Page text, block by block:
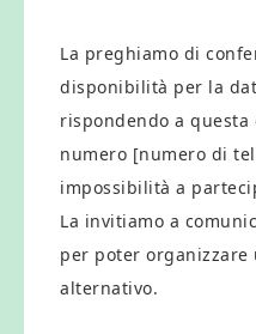
La preghiamo di
disponibilità per la
rispondendo a
numero [numero di
impossibilità a
La invitiamo a
per poter
alternativo.